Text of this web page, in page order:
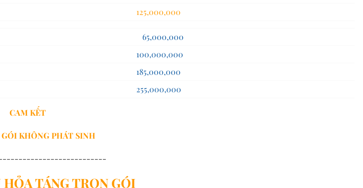
125,000,000
65,000,000
100,000,000
185,000,000
255,000,000
CAM KẾT
KHÔNG PHÁT SINH
TÁNG TRỌN GÓI